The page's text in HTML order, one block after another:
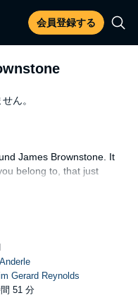
会員登録する
ん。
James Brownstone. It
belong to, that just
world have agreed to
using advanced
criminals, thugs, and
powerful for the cops to
the past.
Gerard Reynolds
51 分